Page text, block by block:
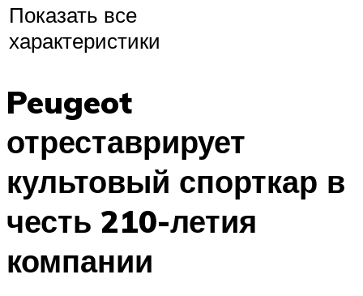
Показать все
характеристики
Peugeot
отреставрирует
культовый спорткар в
честь 210-летия
компании